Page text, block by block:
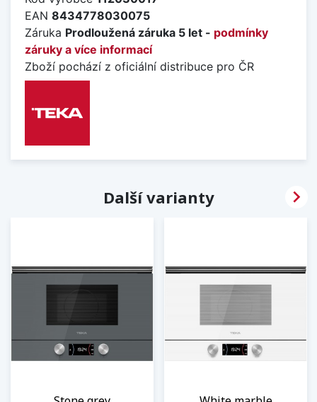
EAN 8434778030075
Záruka Prodloužená záruka 5 let - podmínky
záruky a více informací
Zboží pochází z oficiální distribuce pro ČR
Další varianty 